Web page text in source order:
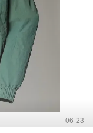
06-23